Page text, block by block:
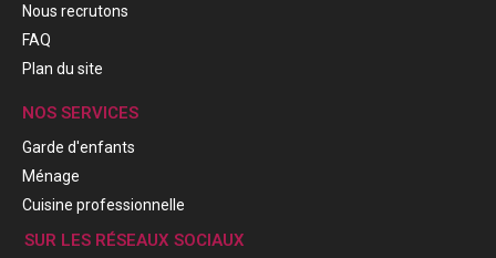
Nous recrutons
FAQ
Plan du site
NOS SERVICES
Garde d'enfants
Ménage
Cuisine professionnelle
SUR LES RÉSEAUX SOCIAUX